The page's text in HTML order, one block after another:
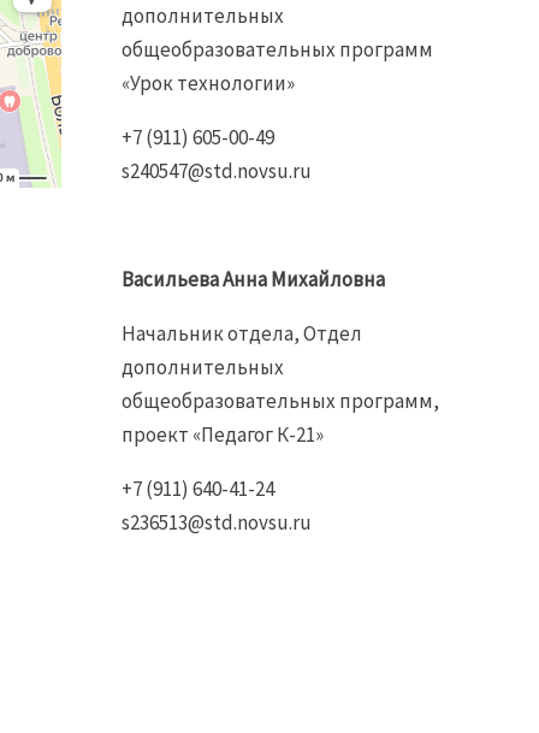
дополнительных
общеобразовательных программ
«Урок технологии»
+7 (911) 605-00-49
s240547@std.novsu.ru
Васильева Анна Михайловна
Начальник отдела, Отдел
дополнительных
общеобразовательных программ,
проект «Педагог К-21»
+7 (911) 640-41-24
s236513@std.novsu.ru